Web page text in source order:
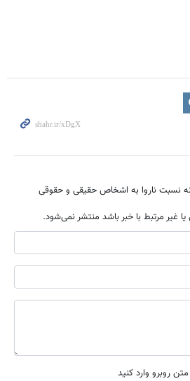
نسبت ناروا به اشخاص حقیقی و حقوقی
یا غیر مرتبط با خبر باشد منتشر نمی‌شود.
روبرو وارد کنید